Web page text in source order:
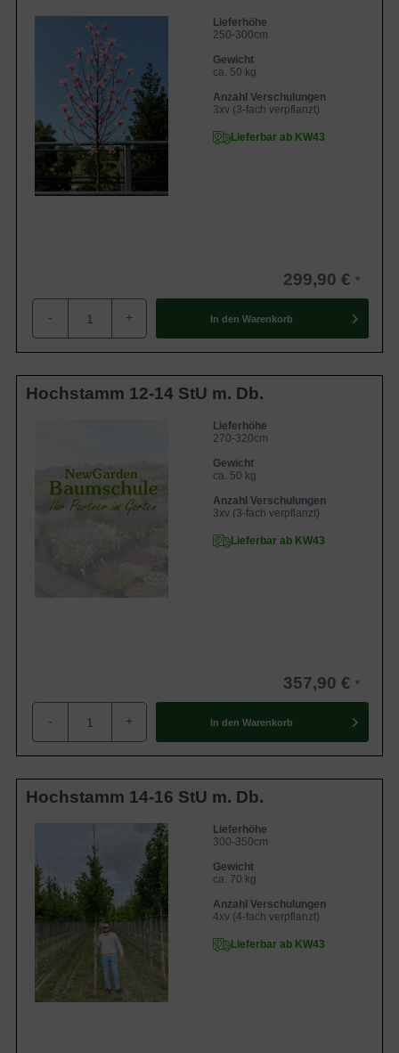
Lieferhöhe
250-300cm
Gewicht
ca. 50 kg
Anzahl Verschulungen
3xv (3-fach verpflanzt)
Lieferbar ab KW43
299,90 €
- + In den Warenkorb
Hochstamm 12-14 StU m. Db.
Lieferhöhe
270-320cm
Gewicht
ca. 50 kg
Anzahl Verschulungen
3xv (3-fach verpflanzt)
Lieferbar ab KW43
357,90 €
- + In den Warenkorb
Hochstamm 14-16 StU m. Db.
Lieferhöhe
300-350cm
Gewicht
ca. 70 kg
Anzahl Verschulungen
4xv (4-fach verpflanzt)
Lieferbar ab KW43